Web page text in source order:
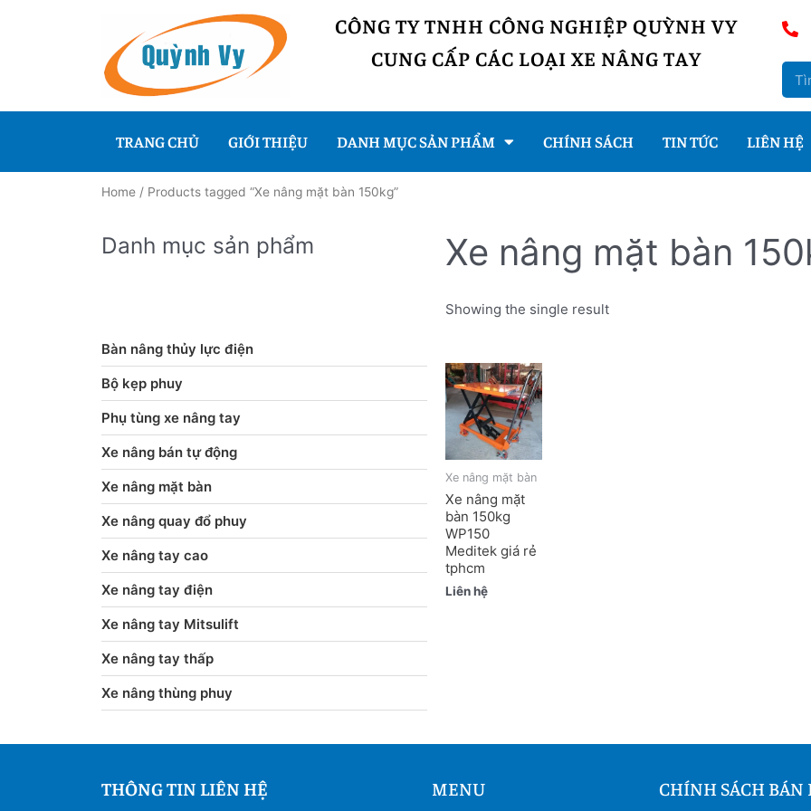
CÔNG TY TNHH CÔNG NGHIỆP QUỲNH VY
CUNG CẤP CÁC LOẠI XE NÂNG TAY
TRANG CHỦ GIỚI THIỆU DANH MỤC SẢN PHẨM CHÍNH SÁCH TIN TỨC LIÊN HỆ
Home / Products tagged “Xe nâng mặt bàn 150kg”
Danh mục sản phẩm
Bàn nâng thủy lực điện
Bộ kẹp phuy
Phụ tùng xe nâng tay
Xe nâng bán tự động
Xe nâng mặt bàn
Xe nâng quay đổ phuy
Xe nâng tay cao
Xe nâng tay điện
Xe nâng tay Mitsulift
Xe nâng tay thấp
Xe nâng thùng phuy
Xe nâng mặt bàn
Showing the single result
Xe nâng mặt bàn
Xe nâng mặt
bàn 150kg
WP150
Meditek giá rẻ
tphcm
Liên hệ
THÔNG TIN LIÊN HỆ MENU CHÍNH SÁCH BÁN